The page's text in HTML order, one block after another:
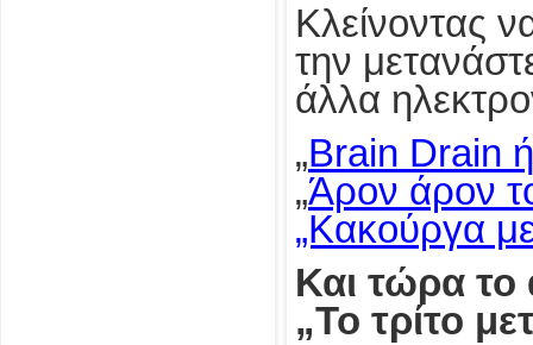
Κλείνοντας
την
άλλα
„Brain Drain
„Άρον άρον
„Κακούργα
Και τώρα το
„Το τρίτο